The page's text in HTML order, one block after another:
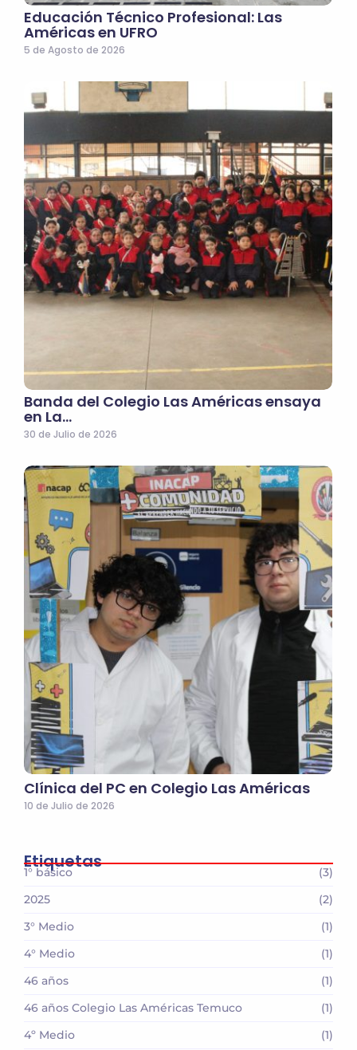
Educación Técnico Profesional: Las
Américas en UFRO
5 de Agosto de 2026
Banda del Colegio Las Américas ensaya
en La…
30 de Julio de 2026
Clínica del PC en Colegio Las Américas
10 de Julio de 2026
Etiquetas
1° básico
(3)
2025
(2)
3° Medio
(1)
4° Medio
(1)
46 años
(1)
46 años Colegio Las Américas Temuco
(1)
4º Medio
(1)